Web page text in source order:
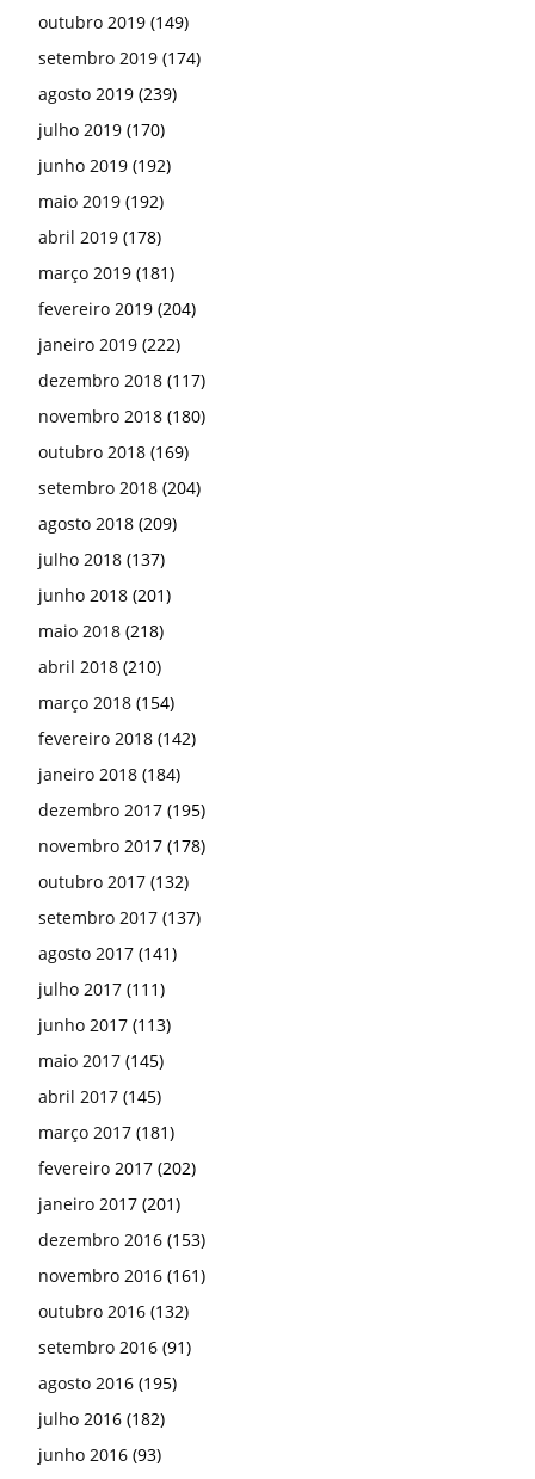
outubro 2019 (149)
setembro 2019 (174)
agosto 2019 (239)
julho 2019 (170)
junho 2019 (192)
maio 2019 (192)
abril 2019 (178)
março 2019 (181)
fevereiro 2019 (204)
janeiro 2019 (222)
dezembro 2018 (117)
novembro 2018 (180)
outubro 2018 (169)
setembro 2018 (204)
agosto 2018 (209)
julho 2018 (137)
junho 2018 (201)
maio 2018 (218)
abril 2018 (210)
março 2018 (154)
fevereiro 2018 (142)
janeiro 2018 (184)
dezembro 2017 (195)
novembro 2017 (178)
outubro 2017 (132)
setembro 2017 (137)
agosto 2017 (141)
julho 2017 (111)
junho 2017 (113)
maio 2017 (145)
abril 2017 (145)
março 2017 (181)
fevereiro 2017 (202)
janeiro 2017 (201)
dezembro 2016 (153)
novembro 2016 (161)
outubro 2016 (132)
setembro 2016 (91)
agosto 2016 (195)
julho 2016 (182)
junho 2016 (93)